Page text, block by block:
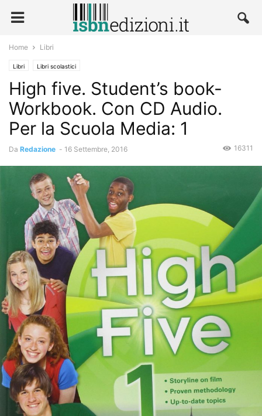
Home Libri
Libri Libri scolastici
High five. Student’s book-
Workbook. Con CD Audio.
Per la Scuola Media: 1
Da Redazione - 16 Settembre, 2016 16311